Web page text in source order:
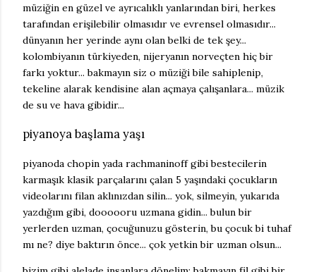
müziğin en güzel ve ayrıcalıklı yanlarından biri, herkes
tarafından erişilebilir olmasıdır ve evrensel olmasıdır...
dünyanın her yerinde aynı olan belki de tek şey...
kolombiyanın türkiyeden, nijeryanın norveçten hiç bir
farkı yoktur... bakmayın siz o müziği bile sahiplenip,
tekeline alarak kendisine alan açmaya çalışanlara... müzik
de su ve hava gibidir...
piyanoya başlama yaşı
piyanoda chopin yada rachmaninoff gibi bestecilerin
karmaşık klasik parçalarını çalan 5 yaşındaki çocukların
videolarını filan aklınızdan silin... yok, silmeyin, yukarıda
yazdığım gibi, doooooru uzmana gidin... bulun bir
yerlerden uzman, çocuğunuzu gösterin, bu çocuk bi tuhaf
mı ne? diye baktırın önce... çok yetkin bir uzman olsun...